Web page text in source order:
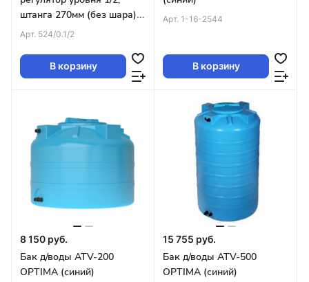
штанга 270мм (без шара)
Pmax-12 бар, Tmax-80C
Арт. 524/0.1/2
В корзину
Арт. 1-16-2544
В корзину
8 150 руб.
Бак д/воды ATV-200
OPTIMA (синий)
15 755 руб.
Бак д/воды ATV-500
OPTIMA (синий)